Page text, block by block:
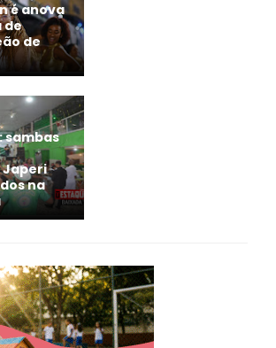
é anova
de
de
sambas
Japeri
na